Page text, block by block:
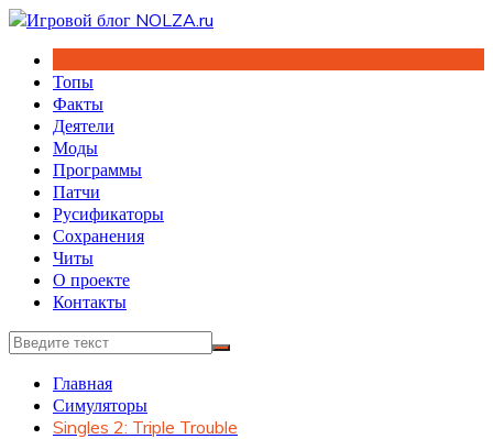
Перейти
содержимому
Топы
Факты
Деятели
Моды
Программы
Патчи
Русификаторы
Сохранения
Читы
О проекте
Контакты
Главная
Симуляторы
Singles 2: Triple Trouble